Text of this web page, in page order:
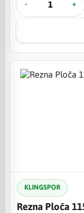
- +
KLINGSPOR
Rezna Ploča